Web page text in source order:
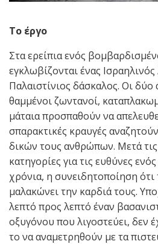
Το έργο
Στα ερείπια ενός
εγκλωβίζονται ένας
Παλαιστίνιος δάσκαλος. Οι δύο
θαμμένοι ζωντανοί,
μάταια προσπαθούν να
σπαρακτικές κραυγές
δικών τους ανθρώπων. Μετά
κατηγορίες για τις ευθύνες
χρόνια, η συνειδητοποίηση ότι
μαλακώνει την καρδιά τους.
λεπτό προς λεπτό έναν
οξυγόνου που λιγοστεύει, δεν
το να αναμετρηθούν με τα